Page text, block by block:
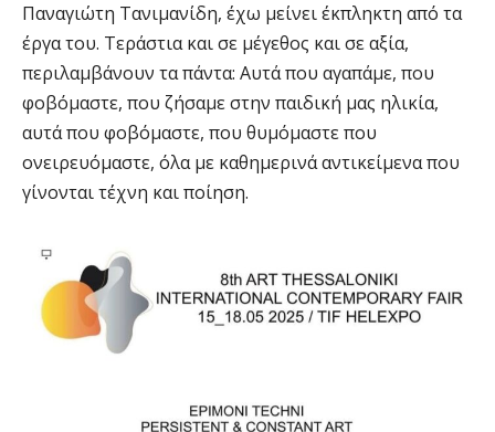
Παναγιώτη Τανιμανίδη, έχω μείνει έκπληκτη από τα
έργα του. Τεράστια και σε μέγεθος και σε αξία,
περιλαμβάνουν τα πάντα: Αυτά που αγαπάμε, που
φοβόμαστε, που ζήσαμε στην παιδική μας ηλικία,
αυτά που φοβόμαστε, που θυμόμαστε που
ονειρευόμαστε, όλα με καθημερινά αντικείμενα που
γίνονται τέχνη και ποίηση.